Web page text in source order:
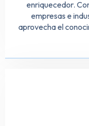
enriquecedor.
empresas e
aprovecha el